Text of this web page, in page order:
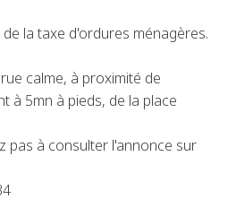
la taxe d'ordures ménagères.
calme, à proximité de
à 5mn à pieds, de la place
pas à consulter l'annonce sur